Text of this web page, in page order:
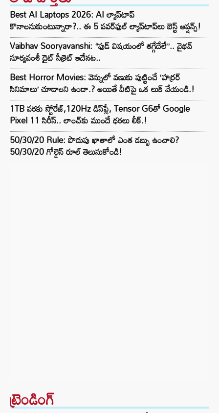
Best AI Laptops 2026: AI ల్యాప్‌టాప్
కొనాలనుకుంటున్నారా?.. ఈ 5 పవర్‌ఫుల్ ల్యాప్‌టాప్‌లు బెస్ట్ ఆప్షన్స్!
Vaibhav Sooryavanshi: “ఫుడ్ విషయంలో తగ్గేదేలే”.. వైభవ్
సూర్యవంశీ డైట్ సీక్రెట్ ఇదేనట..
Best Horror Movies: వెన్నులో వణుకు పుట్టించే ‘హర్రర్
సినిమాలు’ చూడాలని ఉందా.? అయితే వీటిపై ఒక లుక్ వేయండి.!
1TB వరకు స్టోరేజ్,120Hz డిస్‌ప్లే, Tensor G6తో Google
Pixel 11 సిరీస్.. లాంచ్⁭కు ముందే ధరలు లీక్.!
50/30/20 Rule: పొదుపు ఖాతాలో ఎంత డబ్బు ఉంచాలి?
50/30/20 గోల్డెన్ రూల్ తెలుసుకోండి!
ట్రెండింగ్‌